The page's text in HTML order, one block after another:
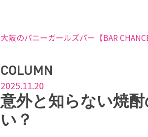
大阪のバニーガールズバー【BAR
COLUMN
2025.11.20
意外と知らない焼
い？